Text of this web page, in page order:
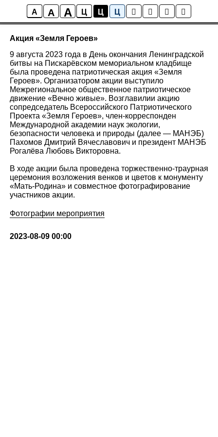
A A A Ц Ц Ц
Новости
Акция «Земля Героев»
9 августа 2023 года в День окончания Ленинградской
битвы на Пискарёвском мемориальном кладбище
была проведена патриотическая акция «Земля
Героев». Организатором акции выступило
Межрегиональное общественное патриотическое
движение «Вечно живые». Возглавилии акцию
сопредседатель Всероссийского Патриотического
Проекта «Земля Героев», член-корреспонден
Международной академии наук экологии,
безопасности человека и природы (далее — МАНЭБ)
Пахомов Дмитрий Вячеславович и президент МАНЭБ
Рогалёва Любовь Викторовна.
В ходе акции была проведена торжественно-траурная
церемония возложения венков и цветов к монументу
«Мать-Родина» и совместное фотографирование
участников акции.
Фотографии мероприятия
2023-08-09 00:00